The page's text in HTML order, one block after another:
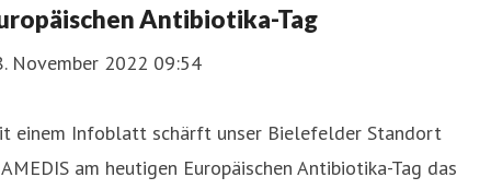
Antibiotika-Tag
November 2022 09:54
einem Infoblatt schärft unser Bielefelder Standort
am heutigen Europäischen Antibiotika-Tag das